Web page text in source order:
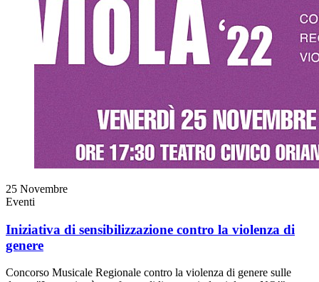
25 Novembre
Eventi
Iniziativa di sensibilizzazione contro la violenza di
genere
Concorso Musicale Regionale contro la violenza di genere sulle